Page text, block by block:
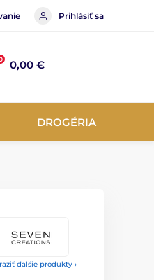
Prihlásiť sa
0,00 €
DROGÉRIA
ďalšie produkty ›